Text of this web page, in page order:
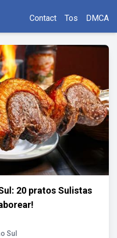
Contact Tos DMCA
20 pratos Sulistas
Sul